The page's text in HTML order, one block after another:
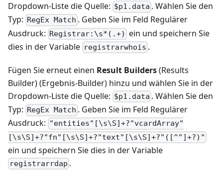
Dropdown-Liste die Quelle: $p1.data . Wählen Sie den
Typ: RegEx Match . Geben Sie im Feld Regulärer
Ausdruck: Registrar:\s*(.+) ein und speichern Sie
dies in der Variable registrarwhois .
Fügen Sie erneut einen Result Builders(Results
Builder) (Ergebnis-Builder) hinzu und wählen Sie in der
Dropdown-Liste die Quelle: $p1.data . Wählen Sie den
Typ: RegEx Match . Geben Sie im Feld Regulärer
Ausdruck: "entities"[\s\S]+?"vcardArray"
[\s\S]+?"fn"[\s\S]+?"text"[\s\S]+?"([^"]+?)"
ein und speichern Sie dies in der Variable
registrarrdap .